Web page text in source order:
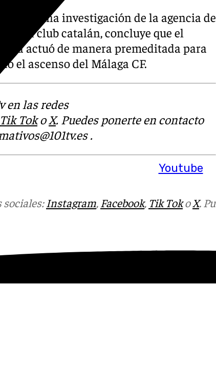
Youtube
una investigación de la agencia de
por el club catalán, concluye que el
actuó de manera premeditada para
el ascenso del Málaga CF.
en las redes
Tik Toko X. Puedes ponerte en contacto
.
sociales: Instagram, Facebook, Tik TokoX.